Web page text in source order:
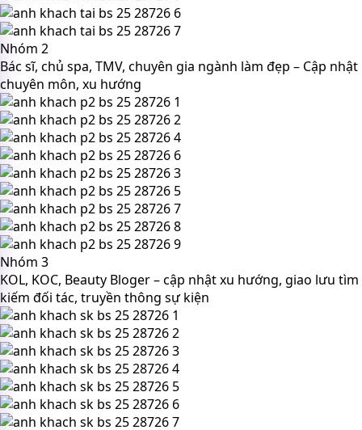
Nhóm 2
Bác sĩ, chủ spa, TMV, chuyên gia ngành làm đẹp – Cập nhật
chuyên môn, xu hướng
Nhóm 3
KOL, KOC, Beauty Bloger – cập nhật xu hướng, giao lưu tìm
kiếm đối tác, truyền thông sự kiện